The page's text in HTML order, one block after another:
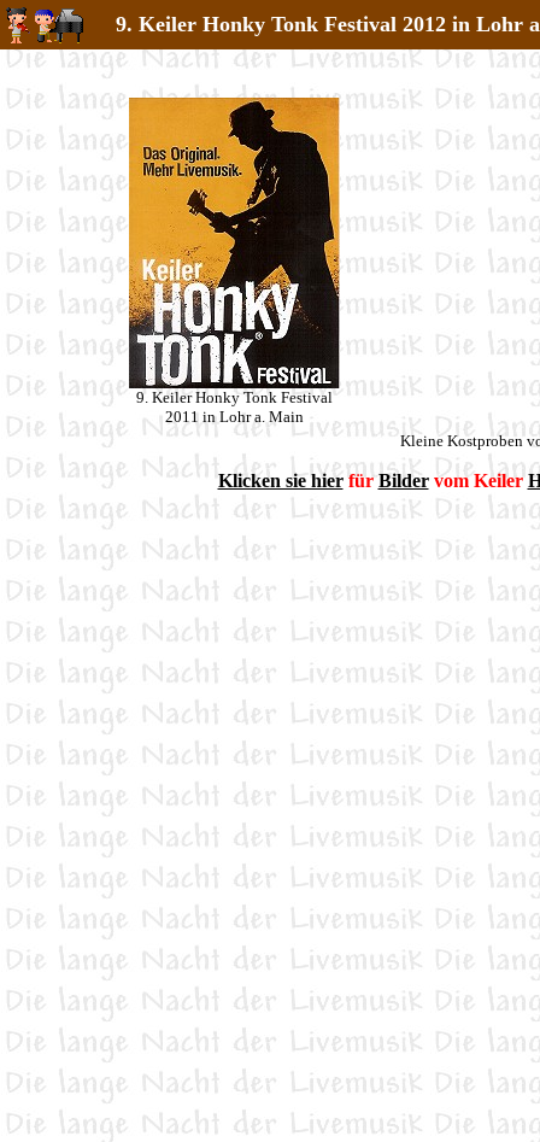
9. Keiler Honky Tonk Festival 2012 in Lohr
9. Keiler Honky Tonk Festival
2011 in Lohr a. Main
Kleine Kostproben
Klicken sie hierfürBildervom Keiler